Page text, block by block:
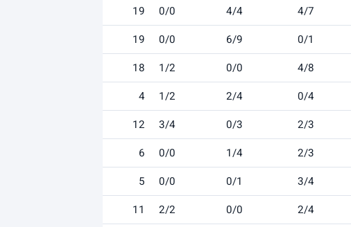
4/7
4/4
0/0
19
0/1
6/9
0/0
19
4/8
0/0
1/2
18
0/4
2/4
1/2
4
2/3
0/3
3/4
12
2/3
1/4
0/0
6
3/4
0/1
0/0
5
2/4
0/0
2/2
11